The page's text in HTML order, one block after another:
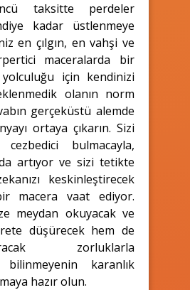
taksitte perdeler
kadar üstlenmeye
en çılgın, en vahşi ve
maceralarda bir
için kendinizi
olanın norm
gerçeküstü alemde
ortaya çıkarın. Sizi
bulmacayla,
artıyor ve sizi tetikte
keskinleştirecek
macera vaat ediyor.
meydan okuyacak ve
düşürecek hem de
zorluklarla
bilinmeyenin karanlık
hazır olun.